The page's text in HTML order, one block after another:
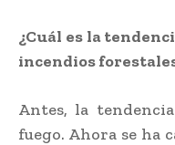
¿Cuál es la
incendios
Antes, la
fuego. Ahora se ha